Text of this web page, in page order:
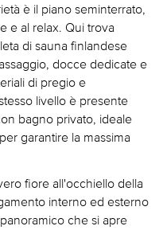
è il piano seminterrato,
e al relax. Qui trova
di sauna finlandese
docce dedicate e
di pregio e
livello è presente
bagno privato, ideale
garantire la massima
fiore all'occhiello della
interno ed esterno
che si apre